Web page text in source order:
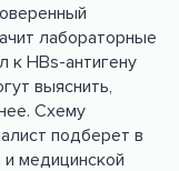
лабораторные
к HBs-антигену
выяснить,
Схему
подберет в
и медицинской